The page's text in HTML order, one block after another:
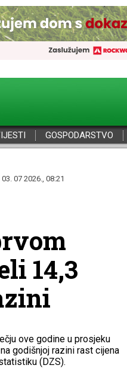
GOSPODARSTVO
03. 07 2026., 08:21
14,3
ove godine u prosjeku
godišnjoj razini rast cijena
(DZS).